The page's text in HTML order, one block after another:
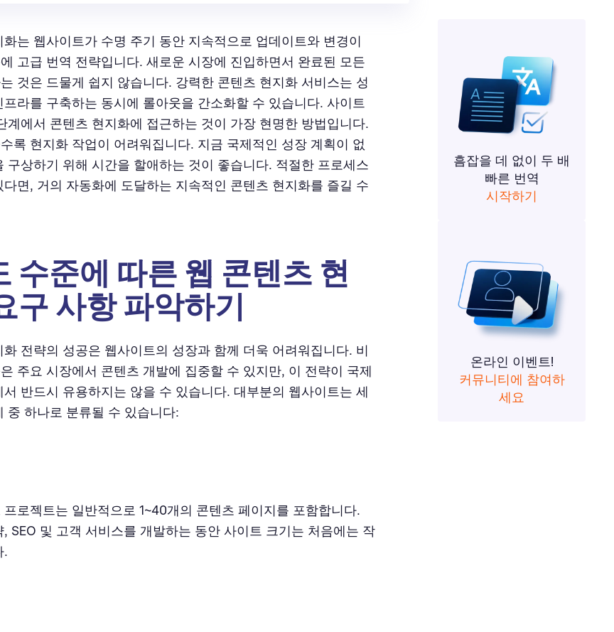
화는 웹사이트가 수명 주기 동안 지속적으로 업데이트와 변경이
고급 번역 전략입니다. 새로운 시장에 진입하면서 완료된 모든
것은 드물게 쉽지 않습니다. 강력한 콘텐츠 현지화 서비스는 성
프라를 구축하는 동시에 롤아웃을 간소화할 수 있습니다. 사이트
계에서 콘텐츠 현지화에 접근하는 것이 가장 현명한 방법입니다.
록 현지화 작업이 어려워집니다. 지금 국제적인 성장 계획이 없
구상하기 위해 시간을 할애하는 것이 좋습니다. 적절한 프로세스
다면, 거의 자동화에 도달하는 지속적인 콘텐츠 현지화를 즐길 수
수준에 따른 웹 콘텐츠 현
구 사항 파악하기
화 전략의 성공은 웹사이트의 성장과 함께 더욱 어려워집니다. 비
주요 시장에서 콘텐츠 개발에 집중할 수 있지만, 이 전략이 국제
서 반드시 유용하지는 않을 수 있습니다. 대부분의 웹사이트는 세
중 하나로 분류될 수 있습니다:
프로젝트는 일반적으로 1~40개의 콘텐츠 페이지를 포함합니다.
, SEO 및 고객 서비스를 개발하는 동안 사이트 크기는 처음에는 작
.
흠잡을 데 없이 두 배
빠른 번역
시작하기
온라인 이벤트!
커뮤니티에 참여하
세요